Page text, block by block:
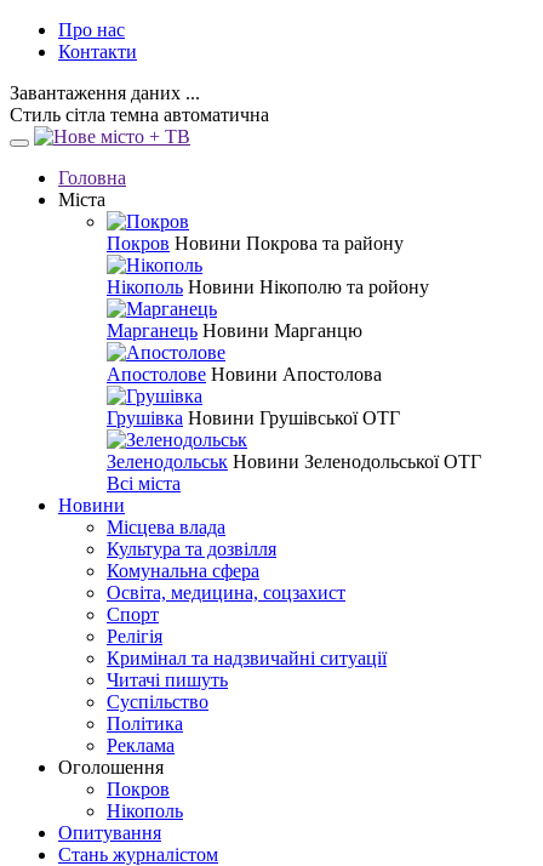
Про нас
Контакти
Завантаження даних ...
Стиль сітла темна автоматична
Головна
Міста
Покров Новини Покрова та району
Нікополь Новини Нікополю та ройону
Марганець Новини Марганцю
Апостолове Новини Апостолова
Грушівка Новини Грушівської ОТГ
Зеленодольськ Новини Зеленодольської ОТГ
Всі міста
Новини
Місцева влада
Культура та дозвілля
Комунальна сфера
Освіта, медицина, соцзахист
Спорт
Релігія
Кримінал та надзвичайні ситуації
Читачі пишуть
Суспільство
Політика
Реклама
Оголошення
Покров
Нікополь
Опитування
Стань журналістом